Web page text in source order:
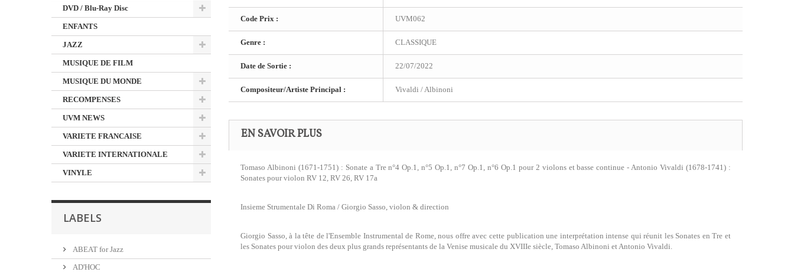
DVD / Blu-Ray Disc
ENFANTS
JAZZ
MUSIQUE DE FILM
MUSIQUE DU MONDE
RECOMPENSES
UVM NEWS
VARIETE FRANCAISE
VARIETE INTERNATIONALE
VINYLE
LABELS
ABEAT for Jazz
AD'HOC
Code Prix : UVM062
Genre : CLASSIQUE
Date de Sortie : 22/07/2022
Compositeur/Artiste Principal : Vivaldi / Albinoni
EN SAVOIR PLUS
Tomaso Albinoni (1671-1751) : Sonate a Tre n°4 Op.1, n°5 Op.1, n°7 Op.1, n°6 Op.1 pour 2 violons et basse continue - Antonio Vivaldi (1678-1741) :
Sonates pour violon RV 12, RV 26, RV 17a
Insieme Strumentale Di Roma / Giorgio Sasso, violon & direction
Giorgio Sasso, à la tête de l'Ensemble Instrumental de Rome, nous offre avec cette publication une interprétation intense qui réunit les Sonates en Tre et
les Sonates pour violon des deux plus grands représentants de la Venise musicale du XVIIIe siècle, Tomaso Albinoni et Antonio Vivaldi.